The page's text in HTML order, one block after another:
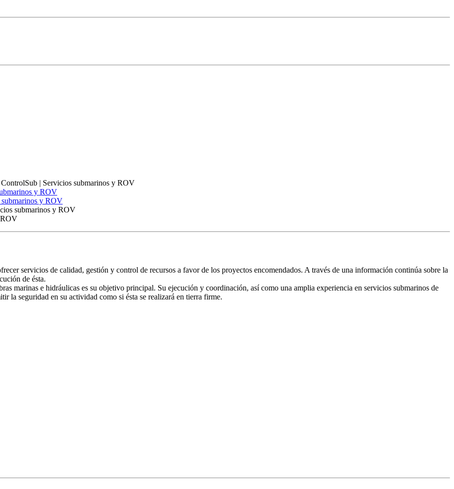
servicios de calidad, gestión y control de recursos a favor de los proyectos encomendados. A través de una información continúa sobre la
de ésta.
marinas e hidráulicas es su objetivo principal. Su ejecución y coordinación, así como una amplia experiencia en servicios submarinos de
la seguridad en su actividad como si ésta se realizará en tierra firme.